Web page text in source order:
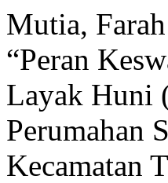
Mutia,
“Peran
Layak Huni
Perumahan
Kecamatan